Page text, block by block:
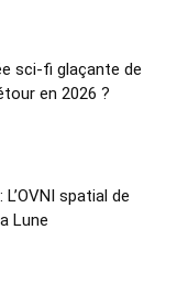
sci-fi glaçante de
en 2026 ?
spatial de
Lune